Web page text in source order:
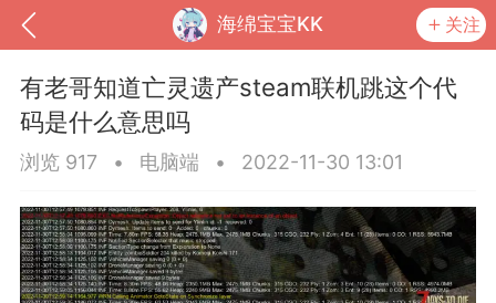
海绵宝宝KK 关注
有老哥知道亡灵遗产steam联机跳这个代
码是什么意思吗
浏览 917 • 电脑端 • 2022-11-30 13:01